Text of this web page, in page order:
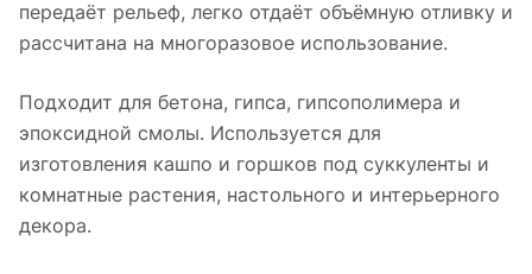
передаёт рельеф, легко отдаёт объёмную отливку и
рассчитана на многоразовое использование.
Подходит для бетона, гипса, гипсополимера и
эпоксидной смолы. Используется для
изготовления кашпо и горшков под суккуленты и
комнатные растения, настольного и интерьерного
декора.